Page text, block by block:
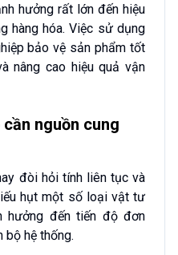
hưởng rất lớn đến hiệu
hàng hóa. Việc sử dụng
bảo vệ sản phẩm tốt
nâng cao hiệu quả vận
nguồn cung
đòi hỏi tính liên tục và
hụt một số loại vật tư
hưởng đến tiến độ đơn
bộ hệ thống.